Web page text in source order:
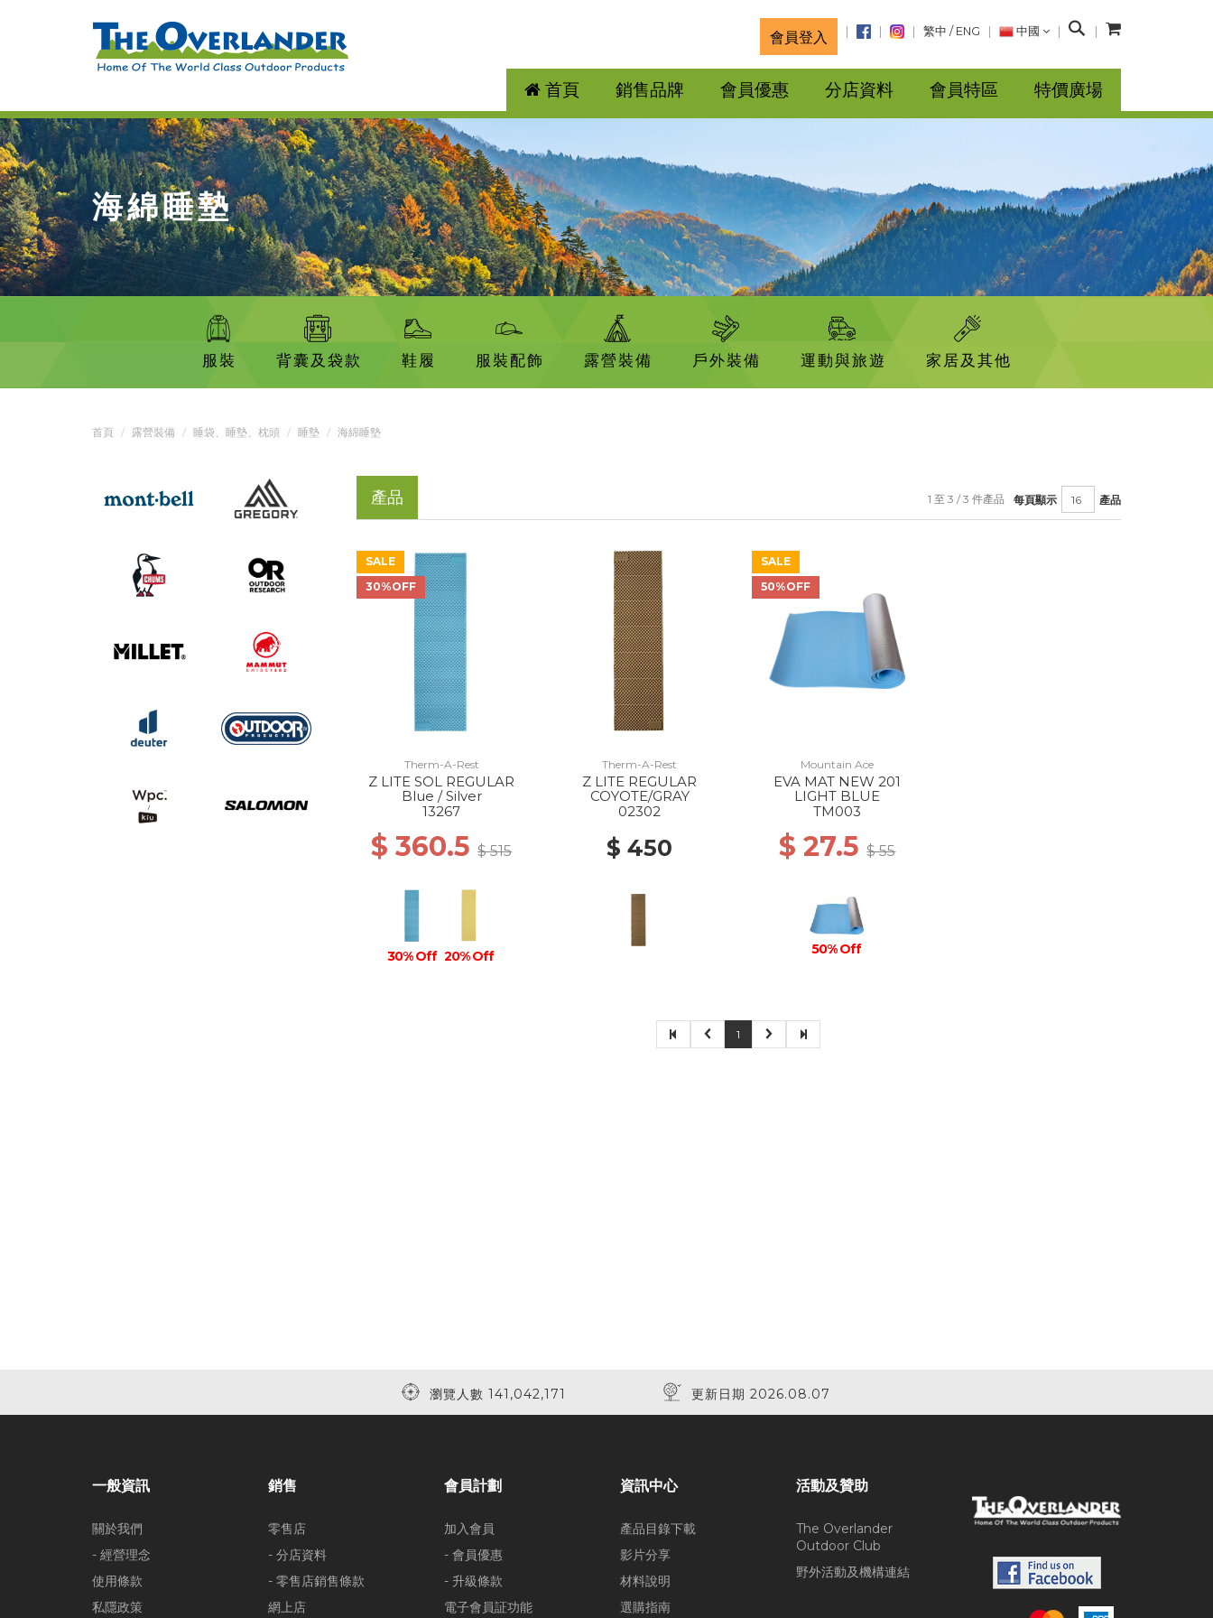
會員登入 繁中 / ENG 中國
搜
首頁 銷售品牌 會員優惠 分店資料 會員特區 特價廣場
海綿睡墊
服裝 背囊及袋款 鞋履 服裝配飾 露營裝備 戶外裝備 運動與旅遊 家居及其他
首頁 露營裝備 睡袋、睡墊、枕頭 睡墊 海綿睡墊
產品 每頁顯示 產品
1 至 3 / 3 件產品
SALE
30%OFF
Therm-A-Rest
Z LITE SOL REGULAR
Blue / Silver
13267
$ 360.5$ 515
30% Off 20% Off
Therm-A-Rest
Z LITE REGULAR
COYOTE/GRAY
02302
$ 450
SALE
50%OFF
Mountain Ace
EVA MAT NEW 201
LIGHT BLUE
TM003
$ 27.5$ 55
50% Off
1
瀏覽人數 141,042,171 更新日期 2026.08.07
一般資訊
關於我們
- 經營理念
使用條款
私隱政策
銷售
零售店
- 分店資料
- 零售店銷售條款
網上店
會員計劃
加入會員
- 會員優惠
- 升級條款
電子會員証功能
資訊中心
產品目錄下載
影片分享
材料說明
選購指南
活動及贊助
The Overlander
Outdoor Club
野外活動及機構連結